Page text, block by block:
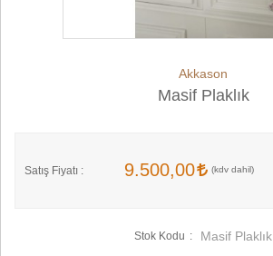
Akkason
Masif Plaklık
Satış Fiyatı : 9.500,00
Stok Kodu
Masif Plaklık